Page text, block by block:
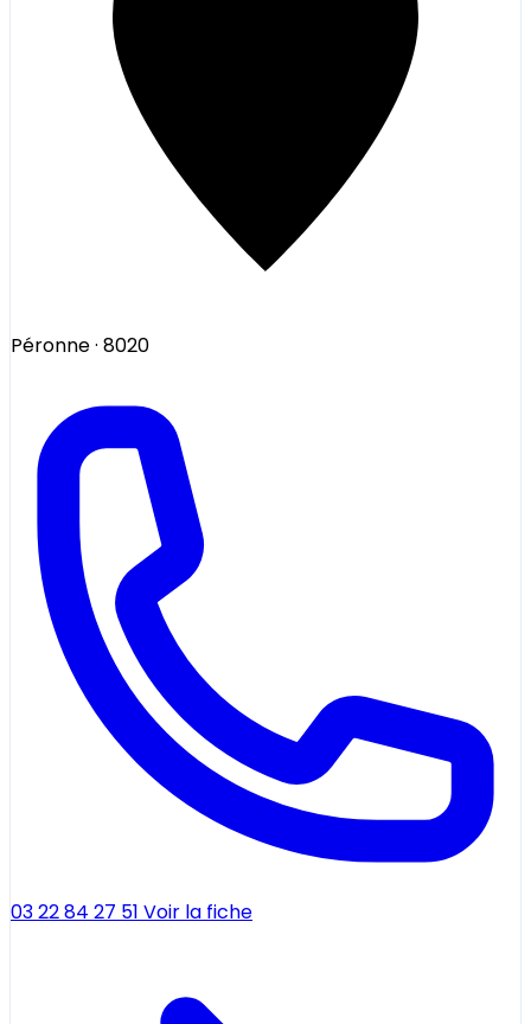
Péronne· 8020
03 22 84 27 51 Voir la fiche